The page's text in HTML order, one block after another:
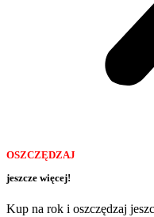
OSZCZĘDZAJ
jeszcze więcej!
Kup na rok i oszczędzaj